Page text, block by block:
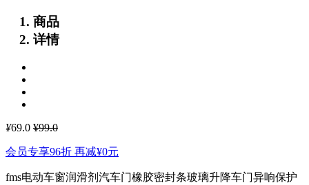
商品
详情
¥69.0 ¥99.0
会员专享96折 再减¥0元
fms电动车窗润滑剂汽车门橡胶密封条玻璃升降车门异响保护